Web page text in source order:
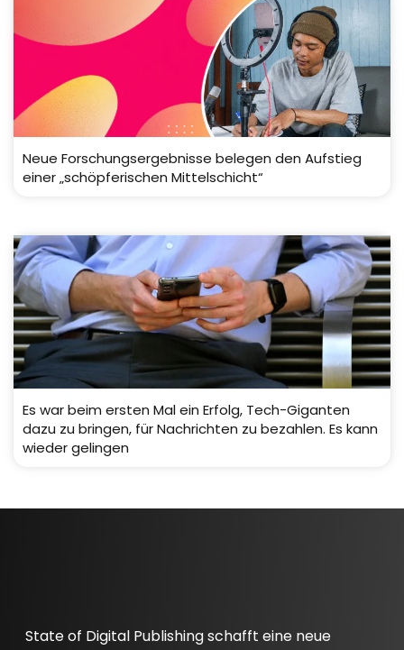
Neue Forschungsergebnisse belegen den Aufstieg
einer „schöpferischen Mittelschicht“
Es war beim ersten Mal ein Erfolg, Tech-Giganten
dazu zu bringen, für Nachrichten zu bezahlen. Es kann
wieder gelingen
State of Digital Publishing schafft eine neue